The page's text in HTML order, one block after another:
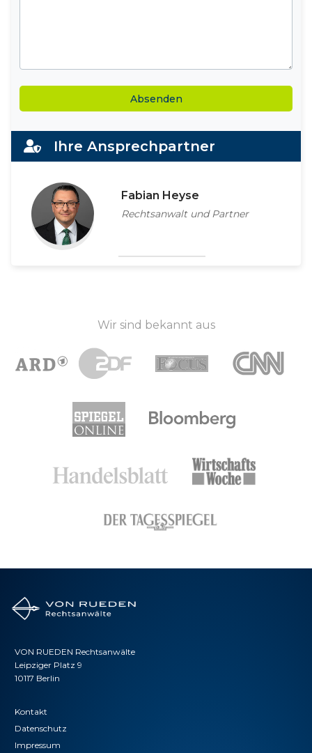
Alternative:
Ihre Ansprechpartner
Fabian Heyse
Rechtsanwalt und Partner
Wir sind bekannt aus
VON RUEDEN Rechtsanwälte
Leipziger Platz 9
10117 Berlin
Kontakt
Datenschutz
Impressum